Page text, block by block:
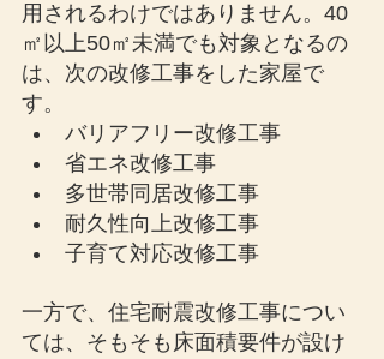
用されるわけではありません。40
㎡以上50㎡未満でも対象となるの
は、次の改修工事をした家屋で
す。
バリアフリー改修工事
省エネ改修工事
多世帯同居改修工事
耐久性向上改修工事
子育て対応改修工事
一方で、住宅耐震改修工事につい
ては、そもそも床面積要件が設け